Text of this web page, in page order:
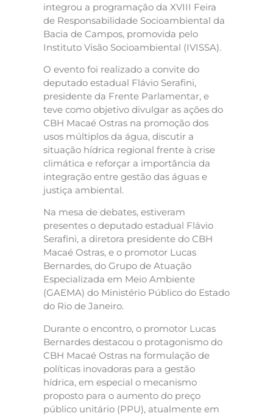
integrou a programação da XVIII Feira
de Responsabilidade Socioambiental da
Bacia de Campos, promovida pelo
Instituto Visão Socioambiental (IVISSA).
O evento foi realizado a convite do
deputado estadual Flávio Serafini,
presidente da Frente Parlamentar, e
teve como objetivo divulgar as ações do
CBH Macaé Ostras na promoção dos
usos múltiplos da água, discutir a
situação hídrica regional frente à crise
climática e reforçar a importância da
integração entre gestão das águas e
justiça ambiental.
Na mesa de debates, estiveram
presentes o deputado estadual Flávio
Serafini, a diretora presidente do CBH
Macaé Ostras, e o promotor Lucas
Bernardes, do Grupo de Atuação
Especializada em Meio Ambiente
(GAEMA) do Ministério Público do Estado
do Rio de Janeiro.
Durante o encontro, o promotor Lucas
Bernardes destacou o protagonismo do
CBH Macaé Ostras na formulação de
políticas inovadoras para a gestão
hídrica, em especial o mecanismo
proposto para o aumento do preço
público unitário (PPU), atualmente em